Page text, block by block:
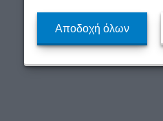
Αποδοχή όλων